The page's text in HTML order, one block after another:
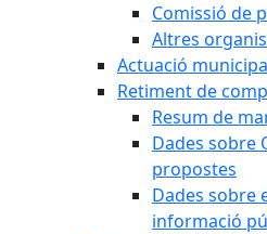
Comissió de
Altres
Actuació
Retiment de
Resum de
Dades sobre
propostes
Dades sobre
informació